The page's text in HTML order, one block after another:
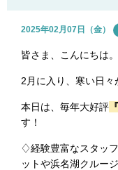
2025年02月07日（金）
皆さま、こんにちは。
2月に入り、寒い日
本日は、毎年大好評 『
す！
♢経験豊富なスタッ
ットや浜名湖クルー